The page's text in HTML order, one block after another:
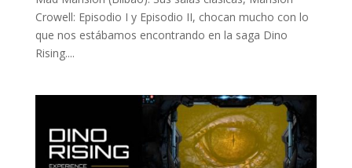
Crowell: Episodio I y Episodio II, chocan mucho con lo
que nos estábamos encontrando en la saga Dino
Rising....